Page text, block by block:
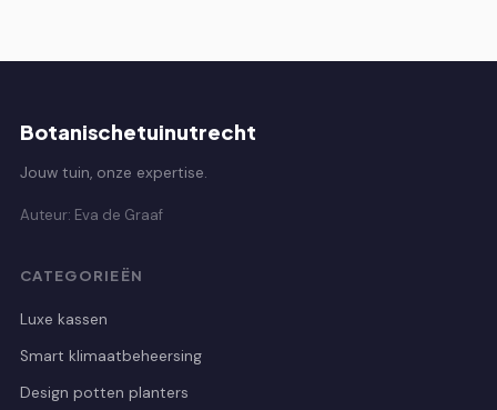
Botanischetuinutrecht
Jouw tuin, onze expertise.
Auteur: Eva de Graaf
CATEGORIEËN
Luxe kassen
Smart klimaatbeheersing
Design potten planters